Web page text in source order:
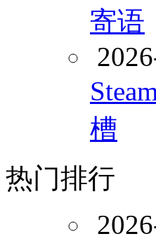
寄语
槽
热门排行